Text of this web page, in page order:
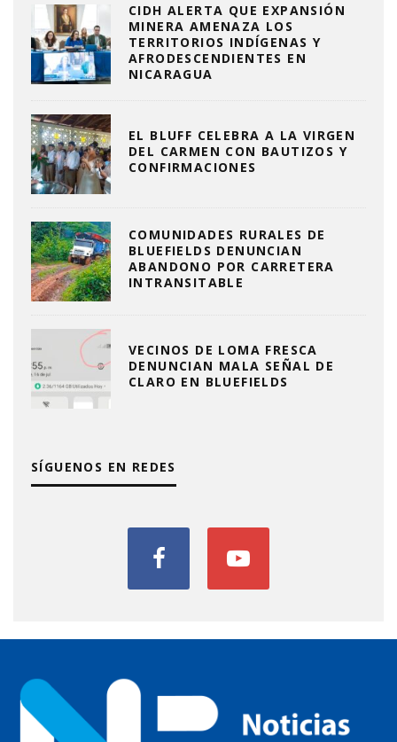
CIDH ALERTA QUE EXPANSIÓN
MINERA AMENAZA LOS
TERRITORIOS INDÍGENAS Y
AFRODESCENDIENTES EN
NICARAGUA
EL BLUFF CELEBRA A LA VIRGEN
DEL CARMEN CON BAUTIZOS Y
CONFIRMACIONES
COMUNIDADES RURALES DE
BLUEFIELDS DENUNCIAN
ABANDONO POR CARRETERA
INTRANSITABLE
VECINOS DE LOMA FRESCA
DENUNCIAN MALA SEÑAL DE
CLARO EN BLUEFIELDS
SÍGUENOS EN REDES